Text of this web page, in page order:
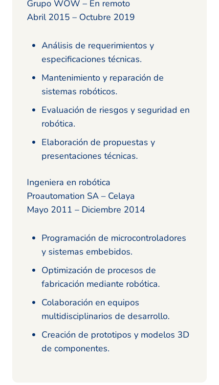
Grupo WOW – En remoto
Abril 2015 – Octubre 2019
Análisis de requerimientos y
especificaciones técnicas.
Mantenimiento y reparación de
sistemas robóticos.
Evaluación de riesgos y seguridad en
robótica.
Elaboración de propuestas y
presentaciones técnicas.
Ingeniera en robótica
Proautomation SA – Celaya
Mayo 2011 – Diciembre 2014
Programación de microcontroladores
y sistemas embebidos.
Optimización de procesos de
fabricación mediante robótica.
Colaboración en equipos
multidisciplinarios de desarrollo.
Creación de prototipos y modelos 3D
de componentes.